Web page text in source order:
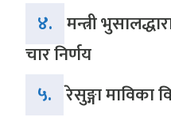
४. मन्त्री
चार निर्णय
५. रेसुङ्गा माविका